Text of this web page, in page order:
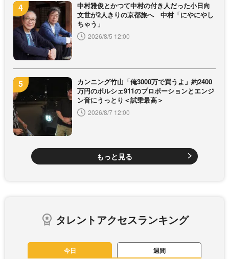
中村雅俊とかつて中村の付き人だった小日向
文世が2人きりの京都旅へ 中村「にやにやし
ちゃう」
2026/8/5 12:00
カンニング竹山「俺3000万で買うよ」約2400
万円のポルシェ911のプロポーションとエンジ
ン音にうっとり＜試乗最高＞
2026/8/7 12:00
もっと見る
タレントアクセスランキング
今日 週間